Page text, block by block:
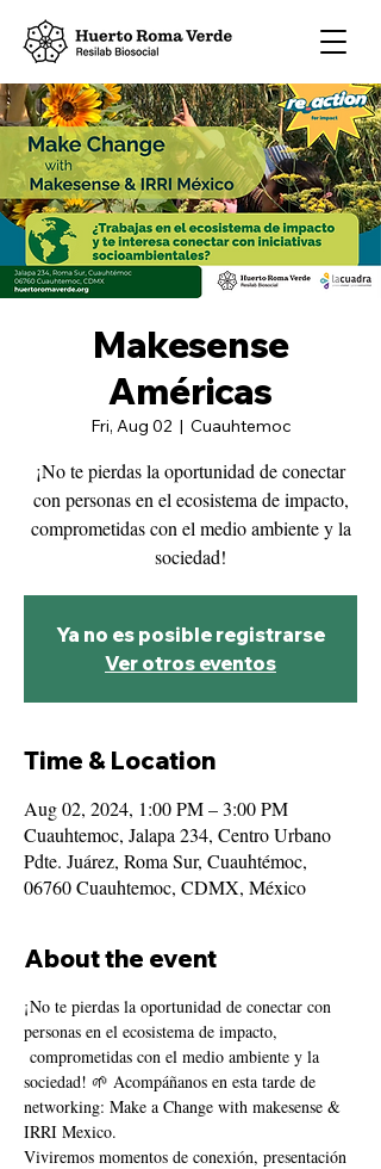
Makesense
Américas
Fri, Aug 02
  |
Cuauhtemoc
¡No te pierdas la oportunidad de conectar
con personas en el ecosistema de impacto,
comprometidas con el medio ambiente y la
sociedad!
Ya no es posible registrarse
Ver otros eventos
Time & Location
Aug 02, 2024, 1:00 PM – 3:00 PM
Cuauhtemoc, Jalapa 234, Centro Urbano
Pdte. Juárez, Roma Sur, Cuauhtémoc,
06760 Cuauhtemoc, CDMX, México
About the event
¡No te pierdas la oportunidad de conectar con
personas en el ecosistema de impacto,
comprometidas con el medio ambiente y la
sociedad! 🌱 Acompáñanos en esta tarde de
networking: Make a Change with makesense &
IRRI Mexico.
Viviremos momentos de conexión, presentación